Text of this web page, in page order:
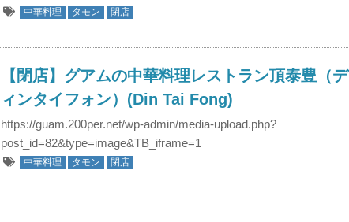
中華料理 タモン 閉店
【閉店】グアムの中華料理レストラン頂泰豊（デ
ィンタイフォン）(Din Tai Fong)
https://guam.200per.net/wp-admin/media-upload.php?
post_id=82&type=image&TB_iframe=1
中華料理 タモン 閉店